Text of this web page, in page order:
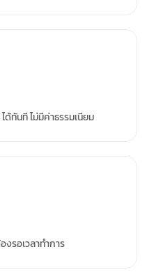
ด้ทันที ไม่มีค่าธรรมเนียม
งรอเวลาทำการ